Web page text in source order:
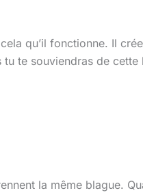
qu’il fonctionne. Il
te souviendras de
la même blague.